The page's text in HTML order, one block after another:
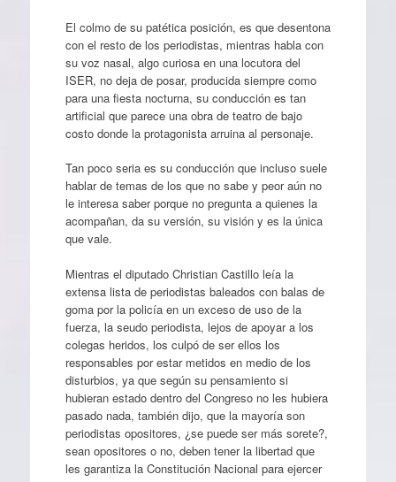
El colmo de su patética posición, es que desentona
con el resto de los periodistas, mientras habla con
su voz nasal, algo curiosa en una locutora del
ISER, no deja de posar, producida siempre como
para una fiesta nocturna, su conducción es tan
artificial que parece una obra de teatro de bajo
costo donde la protagonista arruina al personaje.
Tan poco seria es su conducción que incluso suele
hablar de temas de los que no sabe y peor aún no
le interesa saber porque no pregunta a quienes la
acompañan, da su versión, su visión y es la única
que vale.
Mientras el diputado Christian Castillo leía la
extensa lista de periodistas baleados con balas de
goma por la policía en un exceso de uso de la
fuerza, la seudo periodista, lejos de apoyar a los
colegas heridos, los culpó de ser ellos los
responsables por estar metidos en medio de los
disturbios, ya que según su pensamiento si
hubieran estado dentro del Congreso no les hubiera
pasado nada, también dijo, que la mayoría son
periodistas opositores, ¿se puede ser más sorete?,
sean opositores o no, deben tener la libertad que
les garantiza la Constitución Nacional para ejercer